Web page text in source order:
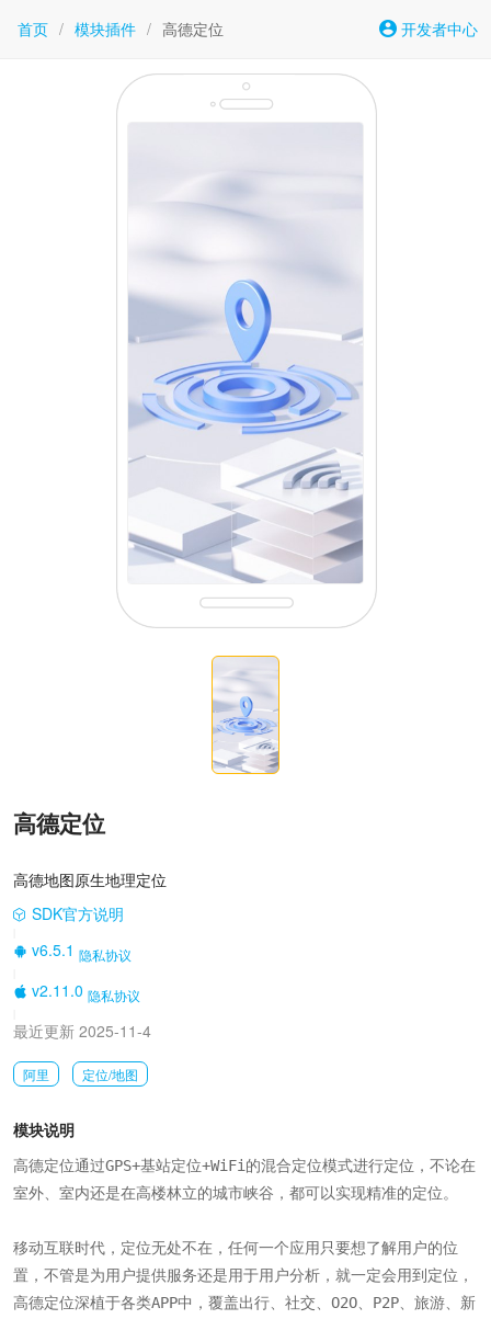
首页 / 模块插件 / 高德定位 开发者中心
高德定位
高德地图原生地理定位
SDK官方说明
v6.5.1 隐私协议
v2.11.0 隐私协议
最近更新 2025-11-4
阿里 定位/地图
模块说明
高德定位通过GPS+基站定位+WiFi的混合定位模式进行定位，不论在
室外、室内还是在高楼林立的城市峡谷，都可以实现精准的定位。
移动互联时代，定位无处不在，任何一个应用只要想了解用户的位
置，不管是为用户提供服务还是用于用户分析，就一定会用到定位，
高德定位深植于各类APP中，覆盖出行、社交、O2O、P2P、旅游、新